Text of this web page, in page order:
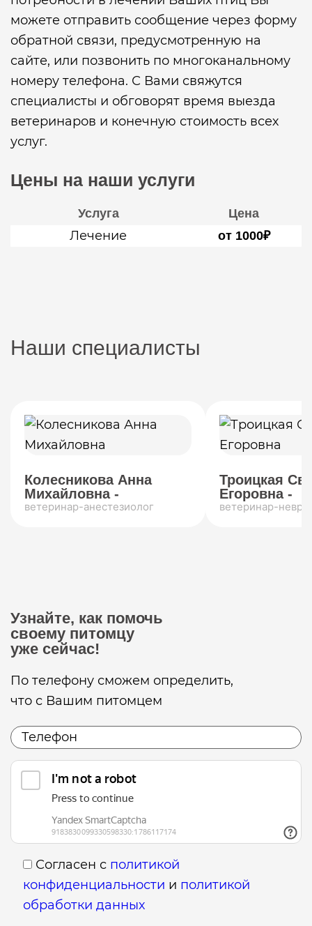
можете отправить сообщение через форму
обратной связи, предусмотренную на
сайте, или позвонить по многоканальному
номеру телефона. С Вами свяжутся
специалисты и обговорят время выезда
ветеринаров и конечную стоимость всех
услуг.
Цены на наши услуги
Услуга Цена
Лечение от 1000₽
Наши специалисты
Колесникова Анна
Михайловна -
ветеринар-анестезиолог
Троицкая
Егоровна -
ветеринар-
Узнайте, как помочь
своему питомцу
уже сейчас!
По телефону сможем определить,
что с Вашим питомцем
Согласен с политикой
конфиденциальности и политикой
обработки данных